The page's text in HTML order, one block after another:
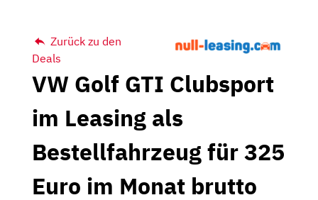
Zurück zu den
Deals
VW Golf GTI Clubsport
im Leasing als
Bestellfahrzeug für 325
Euro im Monat brutto